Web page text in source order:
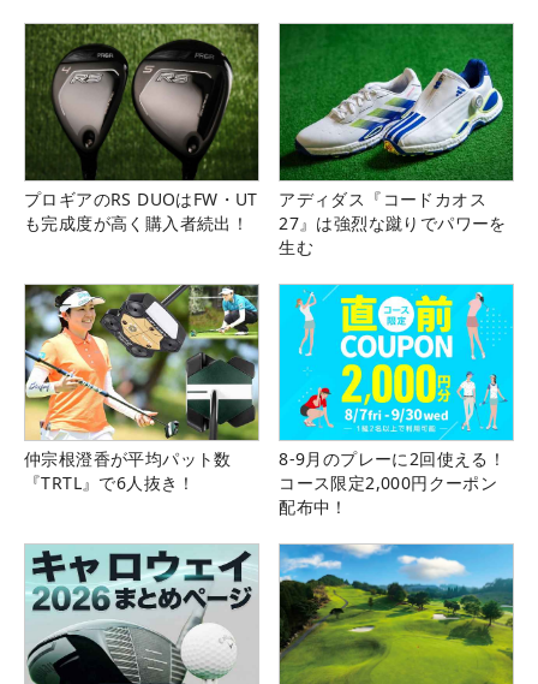
プロギアのRS DUOはFW・UT
も完成度が高く購入者続出！
アディダス『コードカオス
27』は強烈な蹴りでパワーを
生む
仲宗根澄香が平均パット数
『TRTL』で6人抜き！
8-9月のプレーに2回使える！
コース限定2,000円クーポン
配布中！